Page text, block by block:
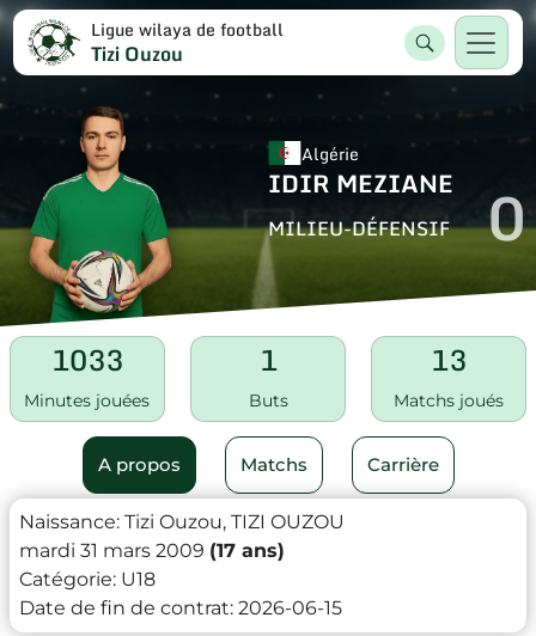
Ligue wilaya de football
Tizi Ouzou
Algérie
IDIR MEZIANE
MILIEU-DÉFENSIF 0
1033
Minutes jouées
1
Buts
13
Matchs joués
A propos Matchs Carrière
Naissance: Tizi Ouzou, TIZI OUZOU
mardi 31 mars 2009 (17 ans)
Catégorie: U18
Date de fin de contrat: 2026-06-15